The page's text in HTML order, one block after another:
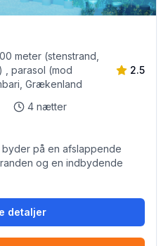
meter (stenstrand,
, parasol (mod
Grækenland
2.5
4 nætter
på en afslappende
og en indbydende
detaljer